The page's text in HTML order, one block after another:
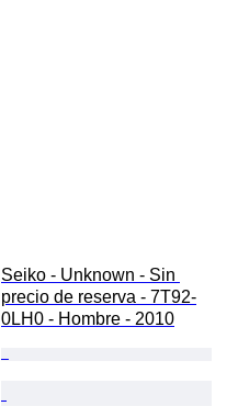
Seiko - Unknown - Sin
precio de reserva - 7T92-
0LH0 - Hombre - 2010